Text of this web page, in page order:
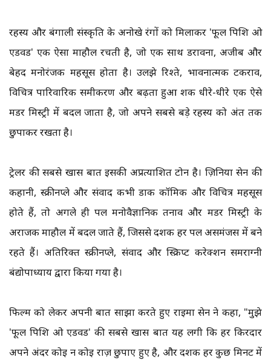
रहस्य और बंगाली संस्कृति के अनोखे रंगों को मिलाकर 'फूल पिशि ओ
एडवर्ड' एक ऐसा माहौल रचती है, जो एक साथ डरावना, अजीब और
बेहद मनोरंजक महसूस होता है। उलझे रिश्ते, भावनात्मक टकराव,
विचित्र पारिवारिक समीकरण और बढ़ता हुआ शक धीरे-धीरे एक ऐसे
मर्डर मिस्ट्री में बदल जाता है, जो अपने सबसे बड़े रहस्य को अंत तक
छुपाकर रखता है।
ट्रेलर की सबसे खास बात इसकी अप्रत्याशित टोन है। ज़िनिया सेन की
कहानी, स्क्रीनप्ले और संवाद कभी डार्क कॉमिक और विचित्र महसूस
होते हैं, तो अगले ही पल मनोवैज्ञानिक तनाव और मर्डर मिस्ट्री के
अराजक माहौल में बदल जाते हैं, जिससे दर्शक हर पल असमंजस में बने
रहते हैं। अतिरिक्त स्क्रीनप्ले, संवाद और स्क्रिप्ट करेक्शन समराग्नी
बंद्योपाध्याय द्वारा किया गया है।
फिल्म को लेकर अपनी बात साझा करते हुए राइमा सेन ने कहा, "मुझे
'फूल पिशि ओ एडवर्ड' की सबसे खास बात यह लगी कि हर किरदार
अपने अंदर कोई न कोई राज़ छुपाए हुए है, और दर्शक हर कुछ मिनट में